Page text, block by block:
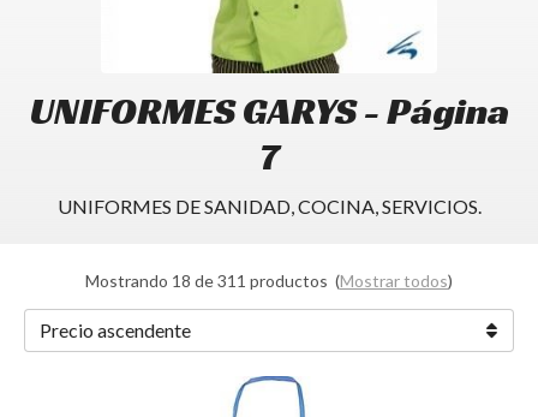
UNIFORMES GARYS - Página
7
UNIFORMES DE SANIDAD, COCINA, SERVICIOS.
Mostrando 18 de 311 productos (Mostrar todos)